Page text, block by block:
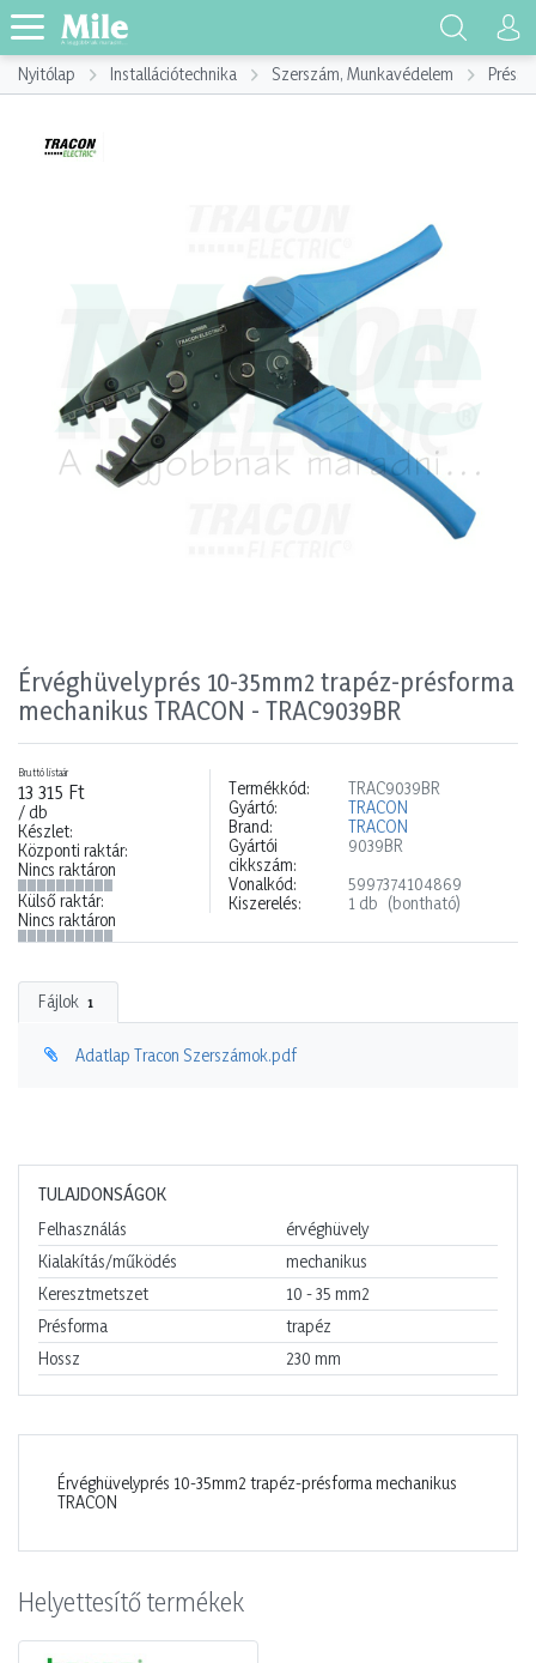
Nyitólap Installációtechnika Szerszám, Munkavédelem
Érvéghüvelyprés 10-35mm2 trapéz-présforma
mechanikus TRACON - TRAC9039BR
Bruttó listaár
13 315 Ft
/ db
Készlet:
Központi raktár:
Nincs raktáron
Külső raktár:
Nincs raktáron
Termékkód:
TRAC9039BR
Gyártó:
TRACON
Brand:
TRACON
Gyártói
cikkszám:
9039BR
Vonalkód:
5997374104869
Kiszerelés:
1 db (bontható)
Fájlok 1
Adatlap Tracon Szerszámok.pdf
TULAJDONSÁGOK
Felhasználás
érvéghüvely
Kialakítás/működés
mechanikus
Keresztmetszet
10 - 35 mm2
Présforma
trapéz
Hossz
230 mm
Érvéghüvelyprés 10-35mm2 trapéz-présforma mechanikus
TRACON
Helyettesítő termékek